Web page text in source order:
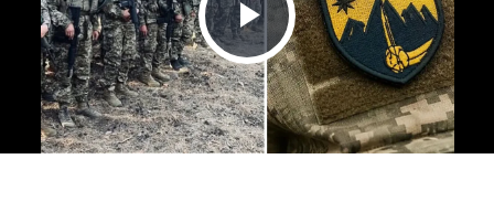
Play Video